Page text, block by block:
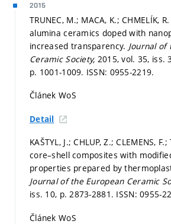
2015
TRUNEC, M.; MACA, K.; CHMELÍK,
alumina ceramics doped with
increased transparency. Journal of
Ceramic Society, 2015, vol. 35, iss.
p. 1001-1009. ISSN: 0955-2219.
Článek WoS
Detail
KAŠTYL, J.; CHLUP, Z.; CLEMENS,
core–shell composites with
properties prepared by
Journal of the European Ceramic
iss. 10, p. 2873-2881. ISSN: 0955-
Článek WoS